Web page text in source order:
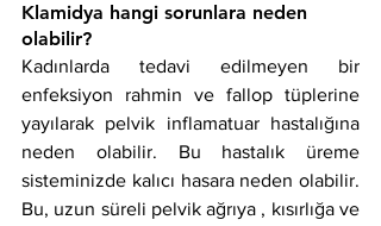
Klamidya hangi sorunlara neden
olabilir?
Kadınlarda tedavi edilmeyen bir
enfeksiyon rahmin ve fallop tüplerine
yayılarak pelvik inflamatuar hastalığına
neden olabilir. Bu hastalık üreme
sisteminizde kalıcı hasara neden olabilir.
Bu, uzun süreli pelvik ağrıya , kısırlığa ve